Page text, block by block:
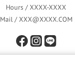
Hours / XXXX-XXXX
Mail / XXX@XXXX.COM